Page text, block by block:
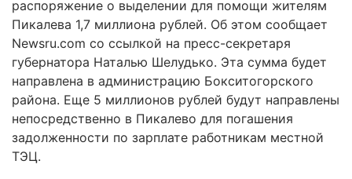
распоряжение о выделении для помощи жителям
Пикалева 1,7 миллиона рублей. Об этом сообщает
Newsru.com со ссылкой на пресс-секретаря
губернатора Наталью Шелудько. Эта сумма будет
направлена в администрацию Бокситогорского
района. Еще 5 миллионов рублей будут направлены
непосредственно в Пикалево для погашения
задолженности по зарплате работникам местной
ТЭЦ.